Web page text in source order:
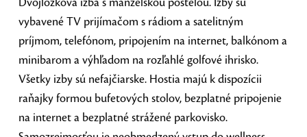
vybavené TV prijímačom s rádiom a satelitným
príjmom, telefónom, pripojením na internet, balkónom a
minibarom a výhľadom na rozľahlé golfové ihrisko.
Všetky izby sú nefajčiarske. Hostia majú k dispozícii
raňajky formou bufetových stolov, bezplatné pripojenie
na internet a bezplatné strážené parkovisko.